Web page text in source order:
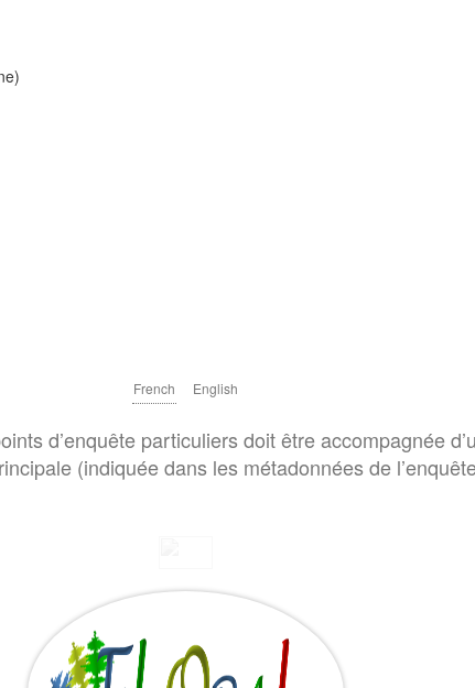
French English
d’enquête particuliers doit être accompagnée
(indiquée dans les métadonnées de